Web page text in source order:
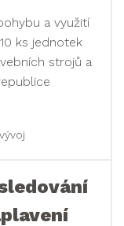
a využití
ks jednotek
strojů a